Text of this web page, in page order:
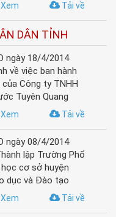
Tải về
Xem
DÂN TỈNH
ngày 18/4/2014
về việc ban hành
Công ty TNHH
Tuyên Quang
Tải về
Xem
ngày 08/4/2014
lập Trường Phổ
cơ sở huyện
dục và Đào tạo
Tải về
Xem